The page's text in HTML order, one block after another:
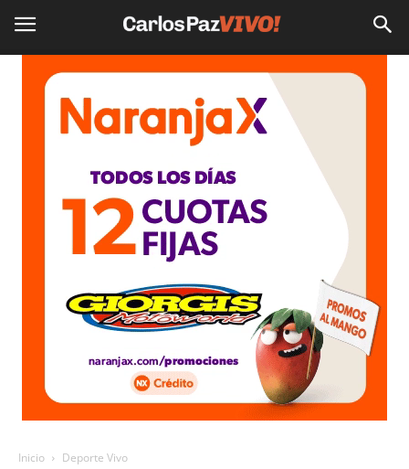
Inicio Deporte Vivo